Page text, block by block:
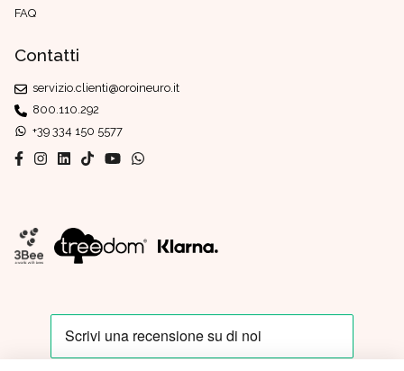
FAQ
Contatti
servizio.clienti@oroineuro.it
800.110.292
+39 334 150 5577